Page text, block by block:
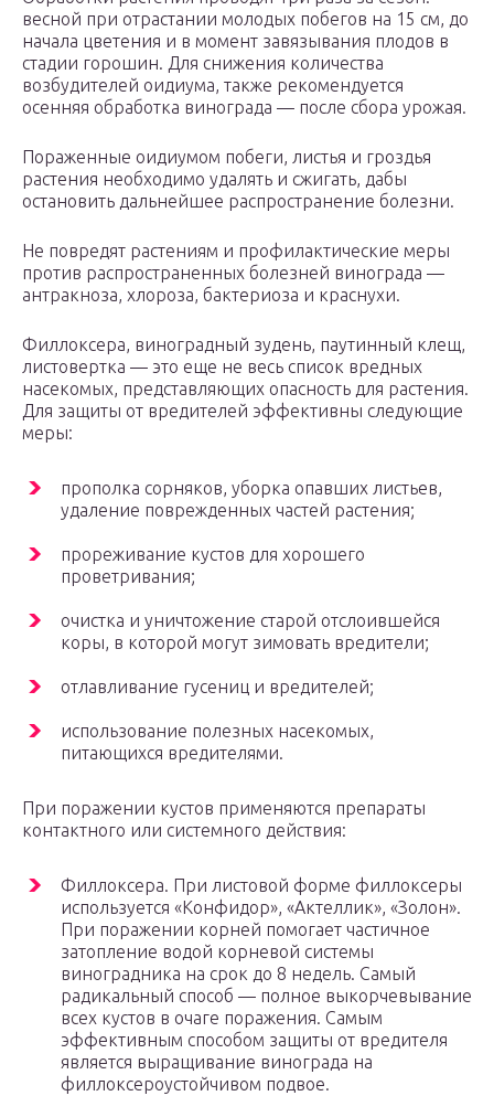
весной при отрастании молодых побегов на 15 см, до
начала цветения и в момент завязывания плодов в
стадии горошин. Для снижения количества
возбудителей оидиума, также рекомендуется
осенняя обработка винограда — после сбора урожая.
Пораженные оидиумом побеги, листья и гроздья
растения необходимо удалять и сжигать, дабы
остановить дальнейшее распространение болезни.
Не повредят растениям и профилактические меры
против распространенных болезней винограда —
антракноза, хлороза, бактериоза и краснухи.
Филлоксера, виноградный зудень, паутинный клещ,
листовертка — это еще не весь список вредных
насекомых, представляющих опасность для растения.
Для защиты от вредителей эффективны следующие
меры:
прополка сорняков, уборка опавших листьев,
удаление поврежденных частей растения;
прореживание кустов для хорошего
проветривания;
очистка и уничтожение старой отслоившейся
коры, в которой могут зимовать вредители;
отлавливание гусениц и вредителей;
использование полезных насекомых,
питающихся вредителями.
При поражении кустов применяются препараты
контактного или системного действия:
Филлоксера. При листовой форме филлоксеры
используется «Конфидор», «Актеллик», «Золон».
При поражении корней помогает частичное
затопление водой корневой системы
виноградника на срок до 8 недель. Самый
радикальный способ — полное выкорчевывание
всех кустов в очаге поражения. Самым
эффективным способом защиты от вредителя
является выращивание винограда на
филлоксероустойчивом подвое.